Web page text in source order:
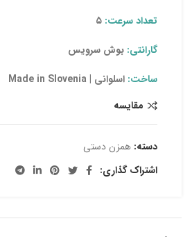
تعداد سرعت:
گارانتی: بوش سرویس
ساخت: اسلوانی | Made in Slovenia
مقایسه
دسته: همزن دستی
اشتراک گذاری: